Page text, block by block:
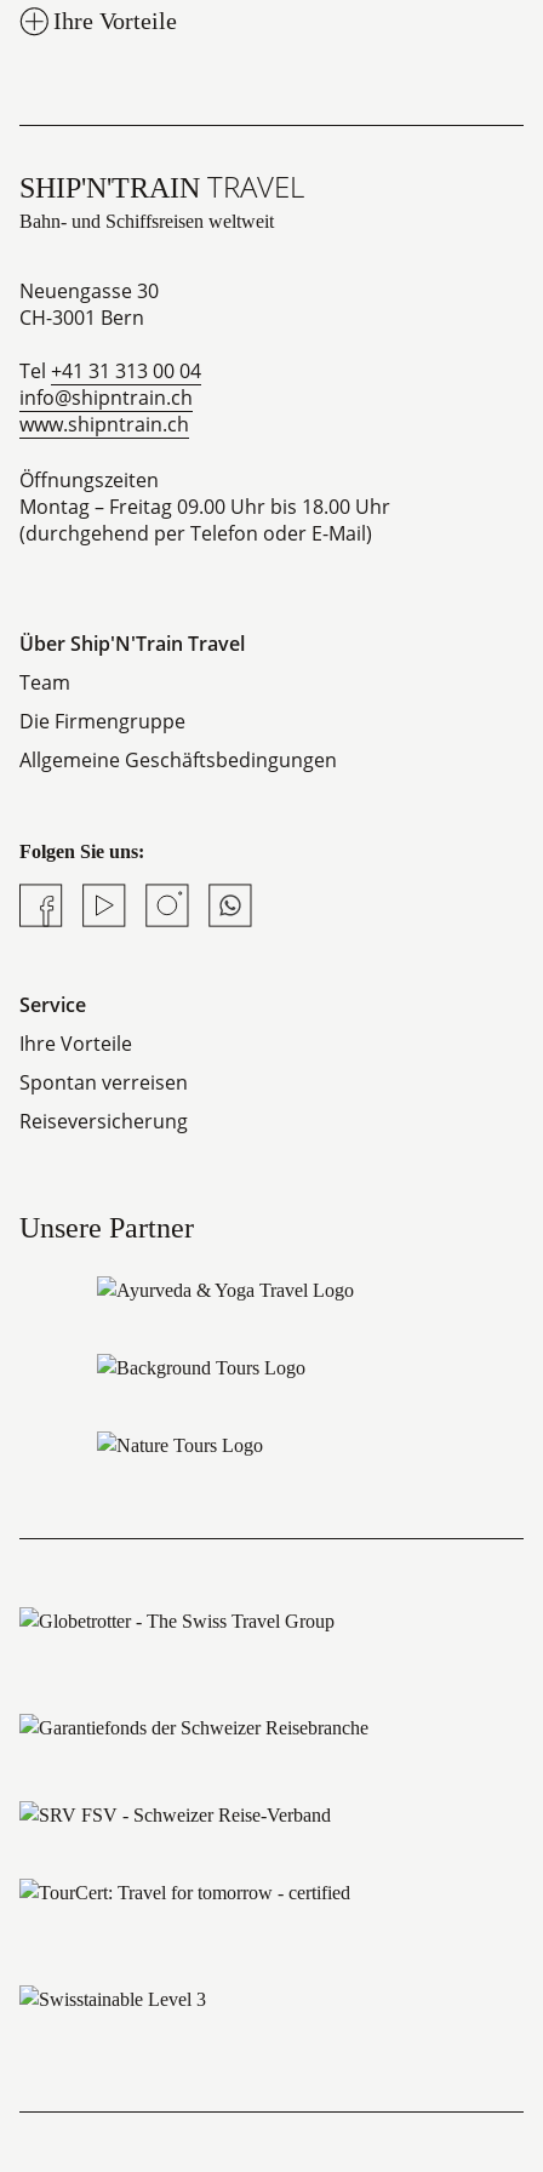
Ihre Vorteile
SHIP'N'TRAIN TRAVEL
Bahn- und Schiffsreisen weltweit
Neuengasse 30
CH-3001 Bern
Tel +41 31 313 00 04
info@shipntrain.ch
www.shipntrain.ch
Öffnungszeiten
Montag – Freitag 09.00 Uhr bis 18.00 Uhr
(durchgehend per Telefon oder E-Mail)
Über Ship'N'Train Travel
Team
Die Firmengruppe
Allgemeine Geschäftsbedingungen
Folgen Sie uns:
Facebook YouTube Instagram Whatsapp
Service
Ihre Vorteile
Spontan verreisen
Reiseversicherung
Unsere Partner